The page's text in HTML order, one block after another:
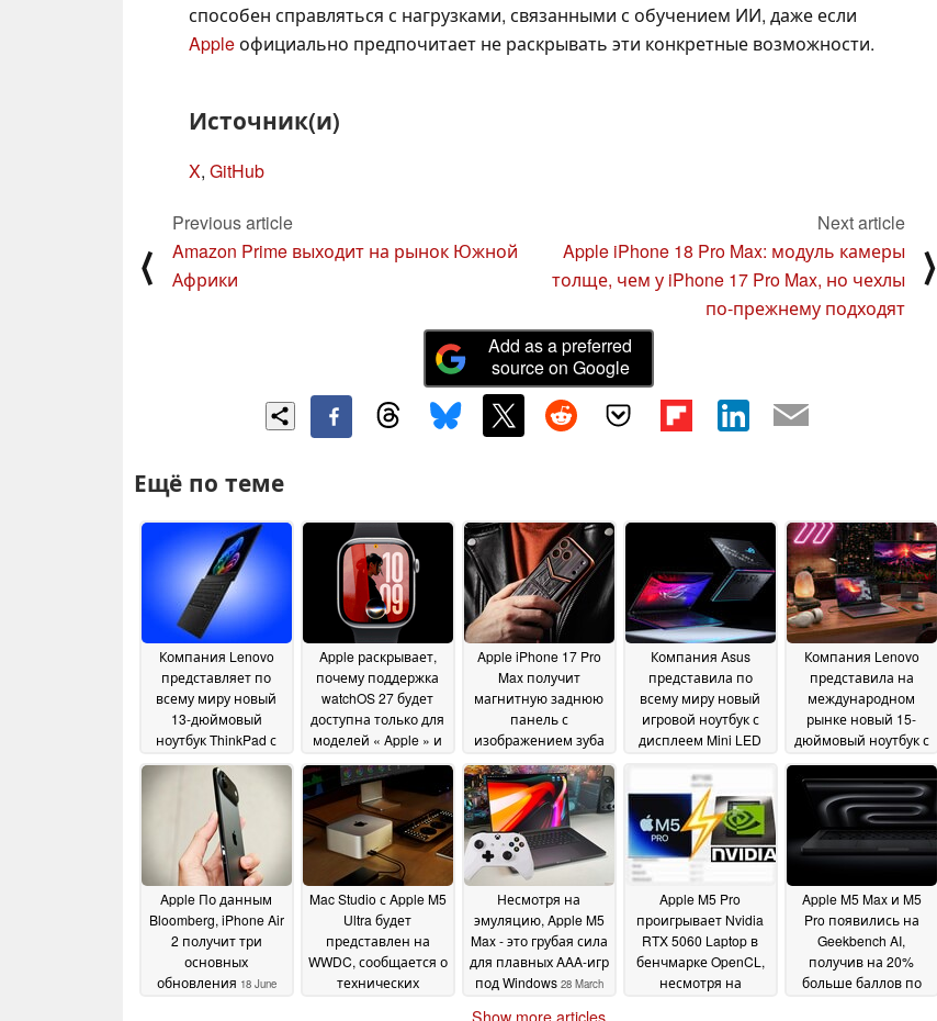
способен справляться с нагрузками, связанными с обучением ИИ, даже если
Appleофициально предпочитает не раскрывать эти конкретные возможности.
Источник(и)
X, GitHub
⟨
Previous article
Amazon Prime выходит на рынок Южной
Африки
Next article
Apple iPhone 18 Pro Max: модуль камеры
толще, чем у iPhone 17 Pro Max, но чехлы
по-прежнему подходят
⟩
Add as a preferred
source on Google
Ещё по теме
Компания Lenovo
представляет по
всему миру новый
13-дюймовый
ноутбук ThinkPad с
корпусом и
процессорами Intel
Lunar Lake20 June 2026
Apple раскрывает,
почему поддержка
watchOS 27 будет
доступна только для
моделей « Apple » и
более поздних
версий20 June 2026
Apple iPhone 17 Pro
Max получит
магнитную заднюю
панель с
изображением зуба
19 June
2026
Компания Asus
представила по
всему миру новый
игровой ноутбук с
дисплеем Mini LED
графическим
процессором
мощностью 175 Вт19
June 2026
Компания Lenovo
представила на
международном
рынке новый 15-
дюймовый ноутбук с
OLED-дисплеем с
частотой
обновления 165 Гц19
June 2026
Apple По данным
Bloomberg, iPhone Air
2 получит три
основных
обновления 18 June
Mac Studio с Apple M5
Ultra будет
представлен на
WWDC, сообщается о
технических
Несмотря на
эмуляцию, Apple M5
Max - это грубая сила
для плавных AAA-игр
под Windows 28 March
Apple M5 Pro
проигрывает Nvidia
RTX 5060 Laptop в
бенчмарке OpenCL,
несмотря на
Apple M5 Max и M5
Pro появились на
Geekbench AI,
получив на 20%
больше баллов по
Show more articles